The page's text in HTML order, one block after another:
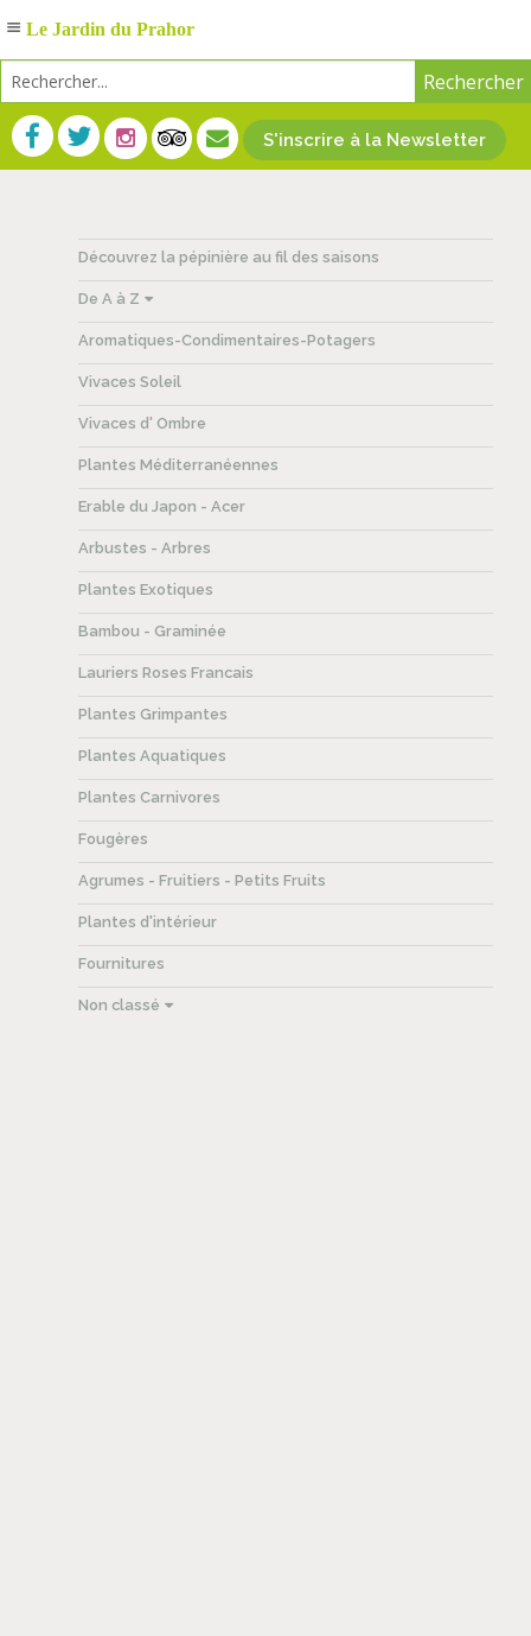
S'inscrire à la Newsletter
Découvrez la pépinière au fil des saisons
De A à Z
Aromatiques-Condimentaires-Potagers
Vivaces Soleil
Vivaces d' Ombre
Plantes Méditerranéennes
Erable du Japon - Acer
Arbustes - Arbres
Plantes Exotiques
Bambou - Graminée
Lauriers Roses Francais
Plantes Grimpantes
Plantes Aquatiques
Plantes Carnivores
Fougères
Agrumes - Fruitiers - Petits Fruits
Plantes d'intérieur
Fournitures
Non classé
Le Jardin du Prahor